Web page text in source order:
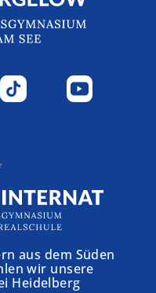
aus dem Süden
wir unsere
Heidelberg